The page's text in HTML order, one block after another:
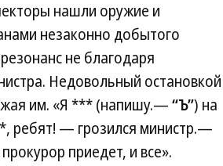
нашли оружие и
незаконно добытого
не благодаря
Недовольный остановкой
им. «Я *** (напишу.—“Ъ”) на
ребят! — грозился министр.—
приедет, и все».